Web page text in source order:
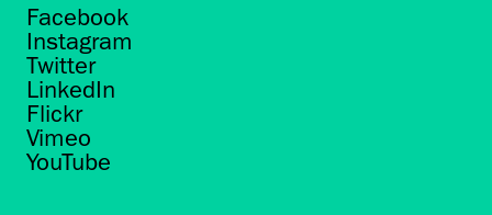
Facebook
Instagram
Twitter
LinkedIn
Flickr
Vimeo
YouTube